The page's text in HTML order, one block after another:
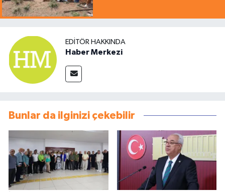
EDITÖR HAKKINDA
Haber Merkezi
Bunlar da ilginizi çekebilir